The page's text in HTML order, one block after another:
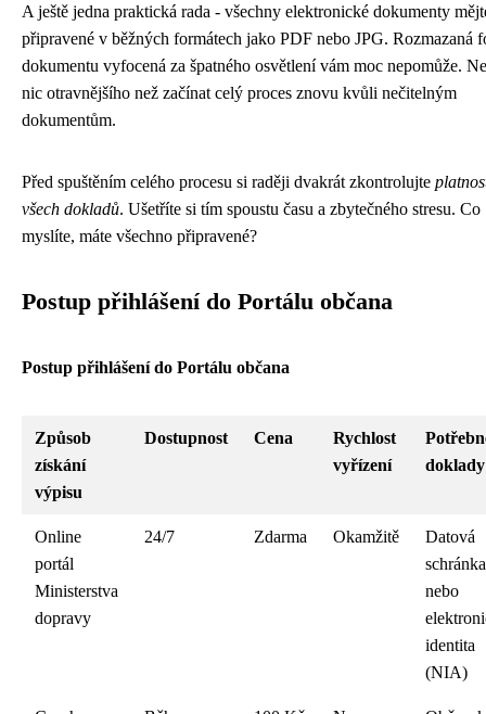
A ještě jedna praktická rada - všechny elektronické dokumenty
připravené v běžných formátech jako PDF nebo JPG. Rozmazaná
dokumentu vyfocená za špatného osvětlení vám moc nepomůže.
nic otravnějšího než začínat celý proces znovu kvůli nečitelným
dokumentům.
Před spuštěním celého procesu si raději dvakrát zkontrolujte
všech dokladů. Ušetříte si tím spoustu času a zbytečného stresu. Co
myslíte, máte všechno připravené?
Postup přihlášení do Portálu občana
Postup přihlášení do Portálu občana
Způsob
získání
výpisu
Dostupnost Cena
Rychlost
vyřízení
doklady
Online
portál
Ministerstva
dopravy
24/7 Zdarma Okamžitě
Datová
schránka
nebo
identita
(NIA)